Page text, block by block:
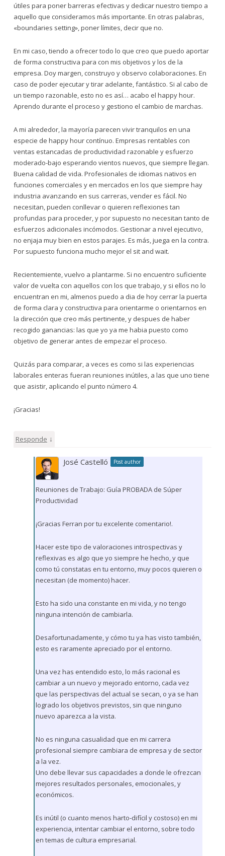
útiles para poner barreras efectivas y dedicar nuestro tiempo a
aquello que consideramos más importante. En otras palabras,
«boundaries setting», poner límites, decir que no.
En mi caso, tiendo a ofrecer todo lo que creo que puedo aportar
de forma constructiva para con mis objetivos y los de la
empresa. Doy margen, construyo y observo colaboraciones. En
caso de poder ejecutar y tirar adelante, fantástico. Si al cabo de
un tiempo razonable, esto no es así… acabo el happy hour.
Aprendo durante el proceso y gestiono el cambio de marchas.
A mi alrededor, la mayoría parecen vivir tranquilos en una
especie de happy hour contínuo. Empresas rentables con
ventas estancadas de productividad razonable y esfuerzo
moderado-bajo esperando vientos nuevos, que siempre llegan.
Buena calidad de vida. Profesionales de idiomas nativos en
funciones comerciales y en mercados en los que siempre hay
industria avanzando en sus carreras, vender es fácil. No
necesitan, pueden conllevar o quieren reflexiones tan
profundas para proceder, y por supuesto no necesitan tanto de
esfuerzos adicionales incómodos. Gestionar a nivel ejecutivo,
no enjaja muy bien en estos parajes. Es más, juega en la contra.
Por supuesto funciona mucho mejor el sit and wait.
Recientemiente, vuelvo a plantarme. Si no encuentro suficiente
valor de vuelta con aquellos con los que trabajo, y si ellos no lo
encuentran en mi, almenos puedo a dia de hoy cerrar la puerta
de forma clara y constructiva para orientarme o orientarnos en
la dirección que creo más pertinente, y despues de haber
recogido ganancias: las que yo ya me habia puesto como
objetivo de generar antes de empezar el proceso.
Quizás para comparar, a veces es como si las experiencias
laborales enteras fueran reuniones inútiles, a las que uno tiene
que asistir, aplicando el punto número 4.
¡Gracias!
Responde ↓
José Castelló Post author
Reuniones de Trabajo: Guía PROBADA de Súper
Productividad
¡Gracias Ferran por tu excelente comentario!.
Hacer este tipo de valoraciones introspectivas y
reflexivas es algo que yo siempre he hecho, y que
como tú constatas en tu entorno, muy pocos quieren o
necesitan (de momento) hacer.
Esto ha sido una constante en mi vida, y no tengo
ninguna intención de cambiarla.
Desafortunadamente, y cómo tu ya has visto también,
esto es raramente apreciado por el entorno.
Una vez has entendido esto, lo más racional es
cambiar a un nuevo y mejorado entorno, cada vez
que las perspectivas del actual se secan, o ya se han
logrado los objetivos previstos, sin que ninguno
nuevo aparezca a la vista.
No es ninguna casualidad que en mi carrera
profesional siempre cambiara de empresa y de sector
a la vez.
Uno debe llevar sus capacidades a donde le ofrezcan
mejores resultados personales, emocionales, y
económicos.
Es inútil (o cuanto menos harto-difícil y costoso) en mi
experiencia, intentar cambiar el entorno, sobre todo
en temas de cultura empresarial.